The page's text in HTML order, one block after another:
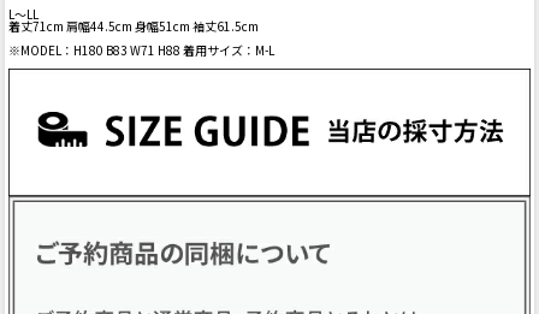
L～LL
着丈71cm 肩幅44.5cm 身幅51cm 袖丈61.5cm
※MODEL：H180 B83 W71 H88 着用サイズ：M-L